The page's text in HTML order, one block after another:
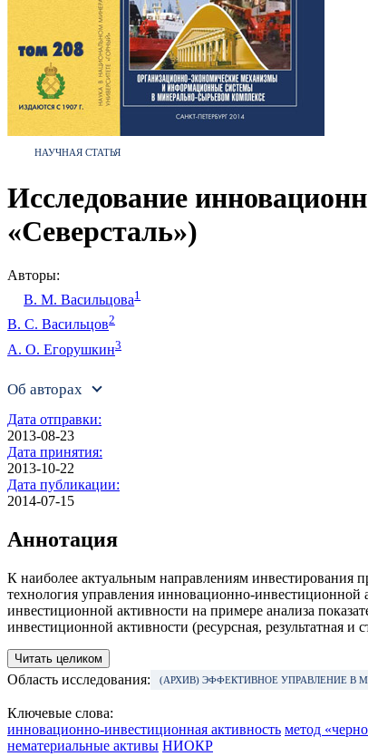
НАУЧНАЯ СТАТЬЯ
Исследование
«Северсталь»)
Авторы:
В. М. Васильцова1
В. С. Васильцов2
А. О. Егорушкин3
Об авторах
Дата отправки:
2013-08-23
Дата принятия:
2013-10-22
Дата публикации:
2014-07-15
Аннотация
К наиболее актуальным направлениям инвестирования
технология управления инновационно-
инвестиционной активности на примере анализа
инвестиционной активности (ресурсная, результатная
Читать целиком
Область исследования: (АРХИВ) ЭФФЕКТИВНОЕ УПРАВЛЕНИЕ
Ключевые слова:
инновационно-инвестиционная активность метод
нематериальные активы НИОКР